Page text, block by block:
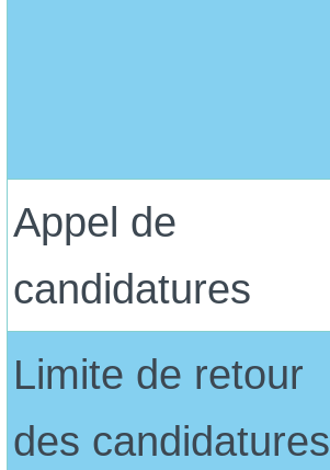
Appel de
candidatures
Limite de retour
des candidatures